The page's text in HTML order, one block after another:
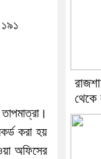
১৯১
করা হয়
অফিসের
থেকে